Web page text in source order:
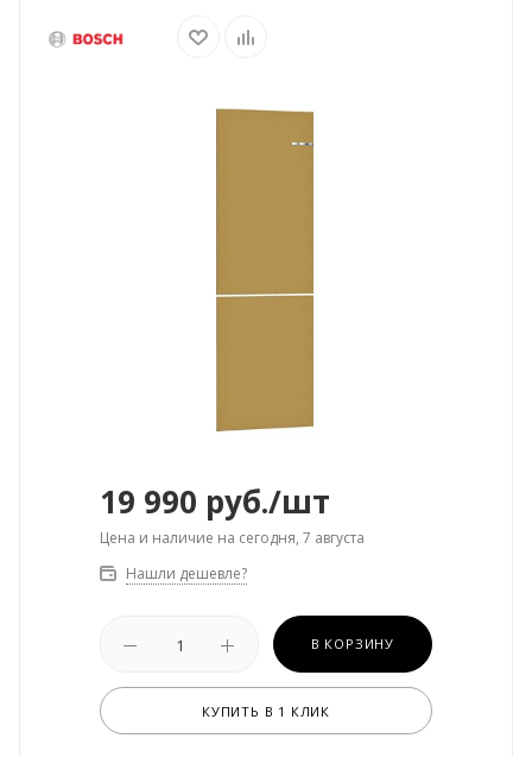
19 990 руб./шт
Цена и наличие на сегодня, 7 августа
Нашли дешевле?
В КОРЗИНУ
КУПИТЬ В 1 КЛИК